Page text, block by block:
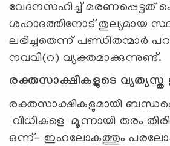
വേദനസഹിച്ച് മരണപ്പെട്ടത്
ശഹാദത്തിനോട് തുല്യമായ
ലഭിച്ചതെന്ന് പണ്ഡിതന്മാർ
നവവി(റ) വ്യക്തമാക്കുന്നുണ്ട്.
രക്തസാക്ഷികളുടെ
രക്തസാക്ഷികളുമായി
വിധികളെ മൂന്നായി തരം
ഒന്ന്- ഇഹലോകത്തും